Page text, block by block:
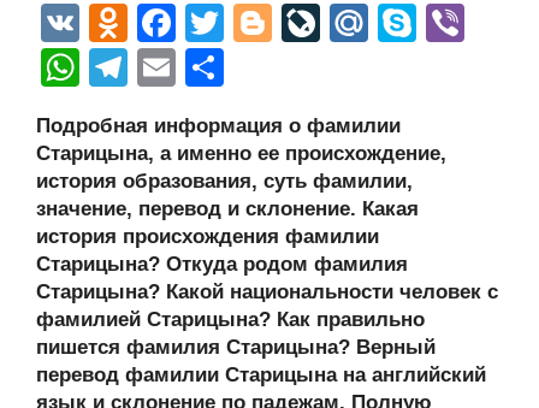
V
K
O
d
n
o
kl
a
ss
ni
ki
F
a
c
e
b
o
o
k
T
er
Bl
g
er
Li
J
o
ur
n
al
M
u
S
e
W
at
s
A
p
p
T
e
gr
a
m
E
ail р
а
в
и
ть
Подробная информация о фамилии
Старицына, а именно ее происхождение,
история образования, суть фамилии,
значение, перевод и склонение. Какая
история происхождения фамилии
Старицына? Откуда родом фамилия
Старицына? Какой национальности человек с
фамилией Старицына? Как правильно
пишется фамилия Старицына? Верный
перевод фамилии Старицына на английский
язык и склонение по падежам. Полную